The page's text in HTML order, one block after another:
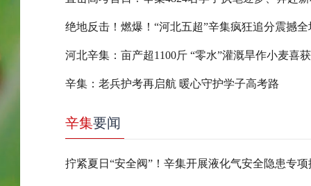
绝地反击！燃爆！“河北五超”辛集疯狂追分震撼全
河北辛集：亩产超1100斤 “零水”灌溉旱作小麦喜
辛集：老兵护考再启航 暖心守护学子高考路
辛集要闻